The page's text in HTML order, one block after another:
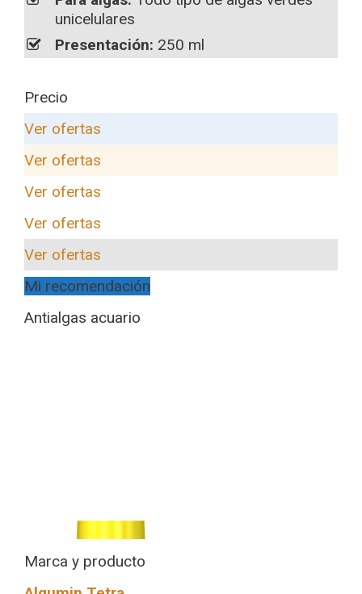
unicelulares
Presentación: 250 ml
Precio
Ver ofertas
Ver ofertas
Ver ofertas
Ver ofertas
Ver ofertas
Mi recomendación
Antialgas acuario
Marca y producto